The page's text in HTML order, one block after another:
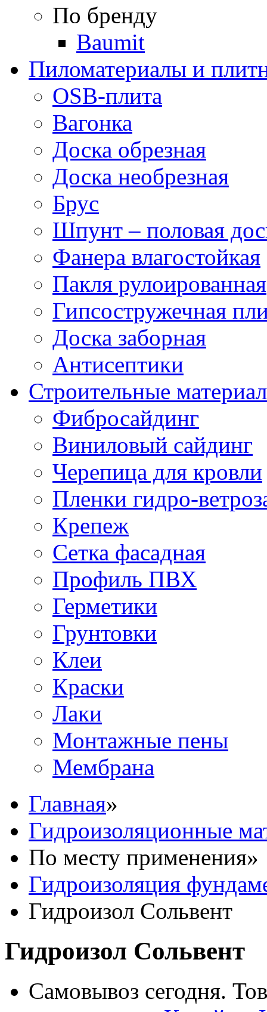
По бренду
Baumit
Пиломатериалы и
OSB-плита
Вагонка
Доска обрезная
Доска необрезная
Брус
Шпунт – половая
Фанера влагостойкая
Пакля рулоированная
Гипсостружечная
Доска заборная
Антисептики
Строительные
Фибросайдинг
Виниловый сайдинг
Черепица для кровли
Пленки гидро-
Крепеж
Сетка фасадная
Профиль ПВХ
Герметики
Грунтовки
Клеи
Краски
Лаки
Монтажные пены
Мембрана
Главная»
Гидроизоляционные
По месту применения»
Гидроизоляция
Гидроизол Сольвент
Гидроизол Сольвент
Самовывоз сегодня.